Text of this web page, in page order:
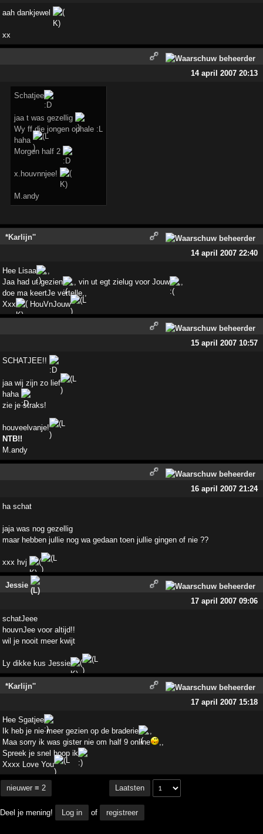
aah dankjewel
xx
14 april 2007 20:13
Schatjee
jaa t was gezellig
Wy ff die jongen ophale :L
haha
Morgen half 2
x.houvnnjee!
M.andy
*Karlijn''
14 april 2007 22:40
Hee Lisaa
,,
Jaa had ut gezien
,, vin ut egt zielug voor Jouw
,,
doe ma keertJe vertelle,,
Xxx
HouVnJouw
15 april 2007 10:57
SCHATJEE!!
jaa wij zijn zo lief
haha
zie je straks!
houveelvanje!
NTB!!
M.andy
16 april 2007 21:24
ha schat
jaja was nog gezellig
maar hebben jullie nog wa gedaan toen jullie gingen of nie ??
xxx hvj
Jessie
17 april 2007 09:06
schatJeee
houvnJee voor altijd!!
wil je nooit meer kwijt
Ly dikke kus Jessie
*Karlijn''
17 april 2007 15:18
Hee Sgatjee
Ik heb je nie meer gezien op de braderie
,,
Maa sorry ik was gister nie om half 9 online
,,
Spreek je snel hoop ik
Xxxx Love You
nieuwer ≡ 2 Laatsten
Deel je mening! Log in of registreer